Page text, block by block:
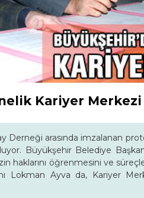
Kariyer Merkezi
arasında imzalanan
Büyükşehir Belediye
haklarını öğrenmesini ve
Lokman Ayva da, Kariyer